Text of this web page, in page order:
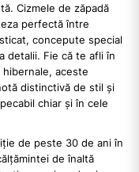
Cizmele de zăpadă
perfectă între
concepute special
detalii. Fie că te afli în
aceste
distinctivă de stil și
chiar și în cele
de peste 30 de ani în
de înaltă